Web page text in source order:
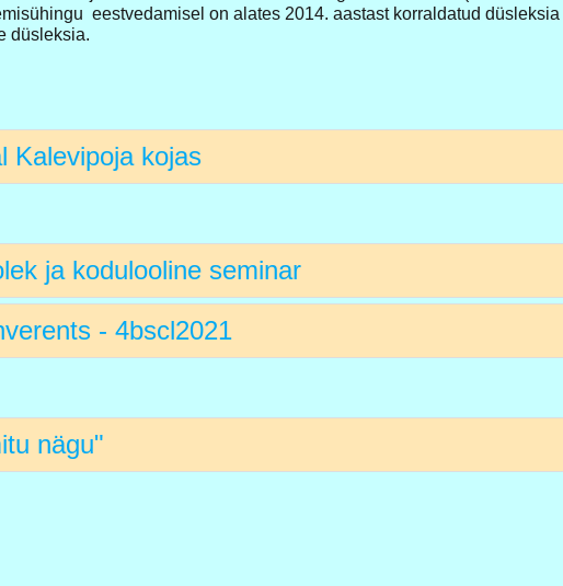
eestvedamisel on alates 2014. aastast korraldatud düsleksia
düsleksia.
Kalevipoja kojas
ja kodulooline seminar
- 4bscl2021
nägu"